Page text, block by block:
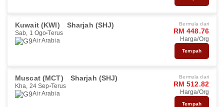
Kuwait (KWI) Sharjah (SHJ)
Sab, 1 Ogo Terus
Air Arabia
Bermula dari
RM 448.76
Harga/Org
Tempah
Muscat (MCT) Sharjah (SHJ)
Kha, 24 Sep Terus
Air Arabia
Bermula dari
RM 512.82
Harga/Org
Tempah